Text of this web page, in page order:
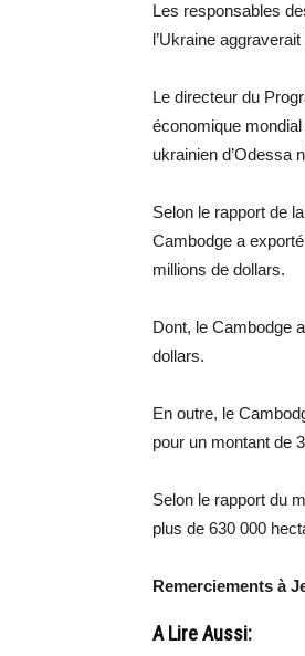
Les responsables
l’Ukraine
Le directeur du
économique
ukrainien d’Odessa
Selon le rapport de
Cambodge a
millions de dollars.
Dont, le Cambodge
dollars.
En outre, le
pour un montant de
Selon le rapport du
plus de 630 000
Remerciements à
A Lire Aussi: